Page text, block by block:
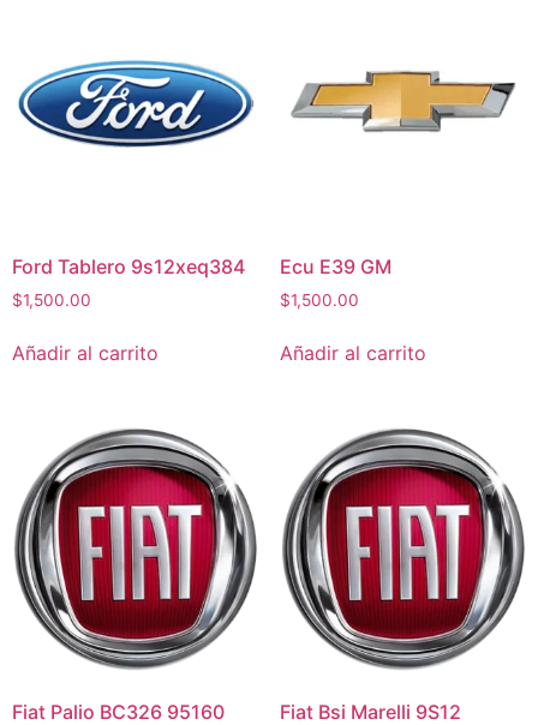
Ford Tablero 9s12xeq384
$1,500.00
Añadir al carrito
Ecu E39 GM
$1,500.00
Añadir al carrito
Fiat Palio BC326 95160 Fiat Bsi Marelli 9S12